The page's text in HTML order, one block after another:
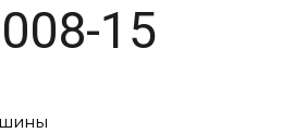
15